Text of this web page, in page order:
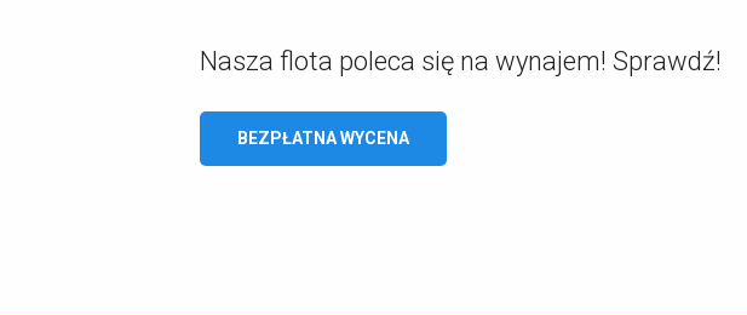
Nasza flota poleca się na wynajem! Sprawdź!
BEZPŁATNA WYCENA